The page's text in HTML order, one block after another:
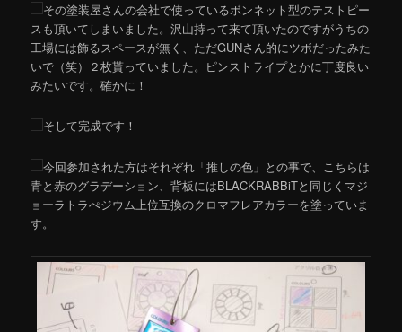
その塗装屋さんの会社で使っているボンネット型のテストピー
スも頂いてしまいました。沢山持って来て頂いたのですがうちの
工場には飾るスペースが無く、ただGUNさん的にツボだったみた
いで（笑）２枚貰っていました。ピンストライプとかに丁度良い
みたいです。確かに！
そして完成です！
今回参加された方はそれぞれ「推しの色」との事で、こちらは
青と赤のグラデーション、背板にはBLACKRABBiTと同じくマジ
ョーラトラぺジウム上位互換のクロマフレアカラーを塗っていま
す。